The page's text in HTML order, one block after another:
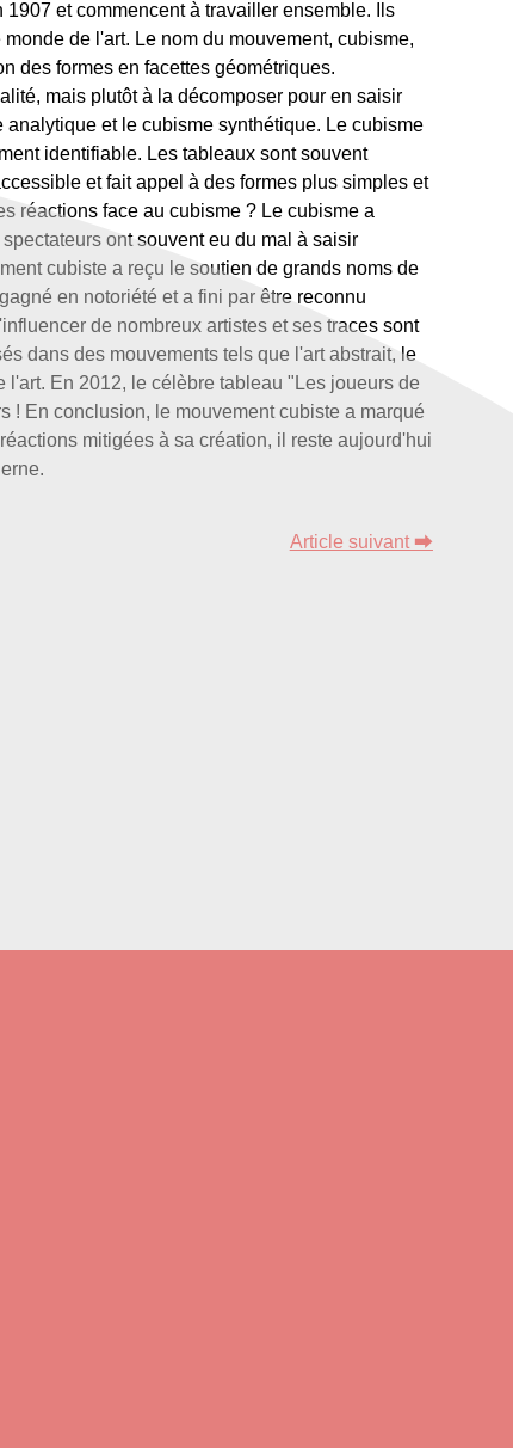
et commencent à travailler ensemble. Ils
de l'art. Le nom du mouvement, cubisme,
des formes en facettes géométriques.
mais plutôt à la décomposer pour en saisir
et le cubisme synthétique. Le cubisme
identifiable. Les tableaux sont souvent
et fait appel à des formes plus simples et
réactions face au cubisme ? Le cubisme a
ont souvent eu du mal à saisir
cubiste a reçu le soutien de grands noms de
en notoriété et a fini par être reconnu
de nombreux artistes et ses traces sont
dans des mouvements tels que l'art abstrait, le
En 2012, le célèbre tableau "Les joueurs de
! En conclusion, le mouvement cubiste a marqué
mitigées à sa création, il reste aujourd'hui
Article suivant ⮕